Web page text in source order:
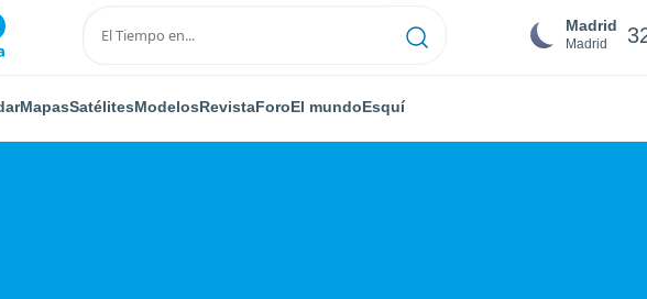
Madrid
Madrid
MapasSatélitesModelosRevistaForoEl mundoEsquí